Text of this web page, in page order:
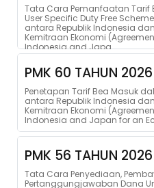
Tata Cara Pemanfaatan Tarif
User Specific Duty Free
antara Republik Indonesia
Kemitraan Ekonomi
Indonesia and Japa...
PMK 60 TAHUN 2026
Penetapan Tarif Bea Masuk
antara Republik Indonesia
Kemitraan Ekonomi
Indonesia and Japan for an
PMK 56 TAHUN 2026
Tata Cara Penyediaan,
Pertanggungjawaban Dana